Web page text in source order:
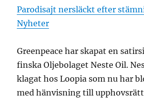
Parodisajt nersläckt efter
Nyheter
Greenpeace har skapat en
finska Oljebolaget Neste Oil.
klagat hos Loopia som nu har
med hänvisning till